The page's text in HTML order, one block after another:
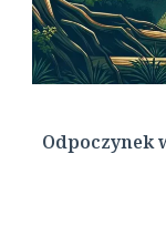
Odpoczynek